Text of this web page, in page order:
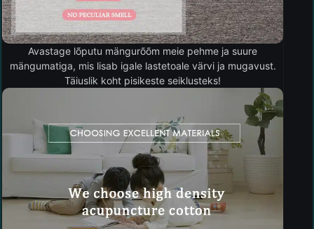
Avastage lõputu mängurõõm meie pehme ja suure
mängumatiga, mis lisab igale lastetoale värvi ja mugavust.
Täiuslik koht pisikeste seiklusteks!